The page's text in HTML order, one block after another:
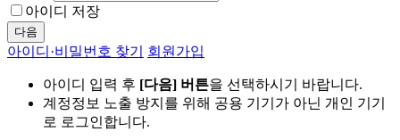
아이디 저장
다음
아이디·비밀번호 찾기 회원가입
아이디 입력 후 [다음] 버튼을 선택하시기 바랍니다.
계정정보 노출 방지를 위해 공용 기기가 아닌 개인 기기
로 로그인합니다.